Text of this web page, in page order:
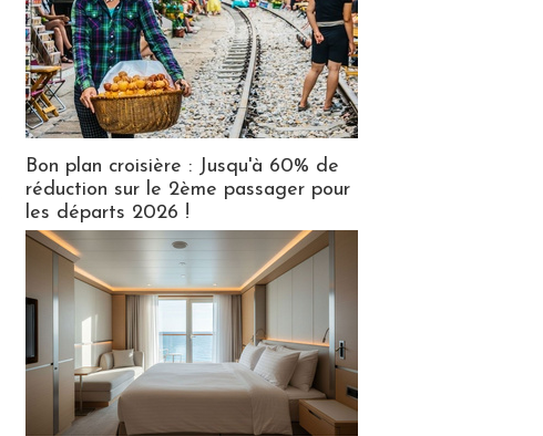
Bon plan croisière : Jusqu'à 60% de
réduction sur le 2ème passager pour
les départs 2026 !